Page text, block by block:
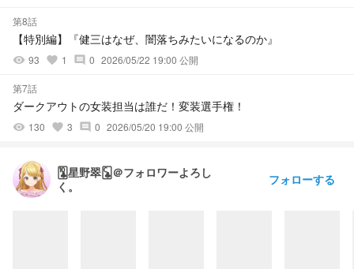
第8話
【特別編】『健三はなぜ、闇落ちみたいになるのか』
visibility 93 favorite 1 comment 0 2026/05/22 19:00 公開
第7話
ダークアウトの女装担当は誰だ！変装選手権！
visibility 130 favorite 3 comment 0 2026/05/20 19:00 公開
🃚星野翠🃜＠フォロワーよろし
く。
フォローする